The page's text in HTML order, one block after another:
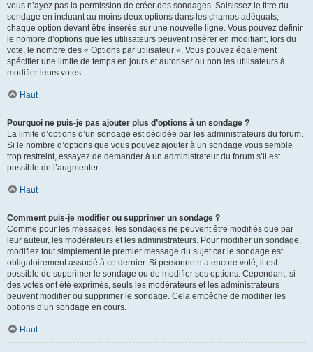
vous n’ayez pas la permission de créer des sondages. Saisissez le titre du
sondage en incluant au moins deux options dans les champs adéquats,
chaque option devant être insérée sur une nouvelle ligne. Vous pouvez définir
le nombre d’options que les utilisateurs peuvent insérer en modifiant, lors du
vote, le nombre des « Options par utilisateur ». Vous pouvez également
spécifier une limite de temps en jours et autoriser ou non les utilisateurs à
modifier leurs votes.
Haut
Pourquoi ne puis-je pas ajouter plus d’options à un sondage ?
La limite d’options d’un sondage est décidée par les administrateurs du forum.
Si le nombre d’options que vous pouvez ajouter à un sondage vous semble
trop restreint, essayez de demander à un administrateur du forum s’il est
possible de l’augmenter.
Haut
Comment puis-je modifier ou supprimer un sondage ?
Comme pour les messages, les sondages ne peuvent être modifiés que par
leur auteur, les modérateurs et les administrateurs. Pour modifier un sondage,
modifiez tout simplement le premier message du sujet car le sondage est
obligatoirement associé à ce dernier. Si personne n’a encore voté, il est
possible de supprimer le sondage ou de modifier ses options. Cependant, si
des votes ont été exprimés, seuls les modérateurs et les administrateurs
peuvent modifier ou supprimer le sondage. Cela empêche de modifier les
options d’un sondage en cours.
Haut